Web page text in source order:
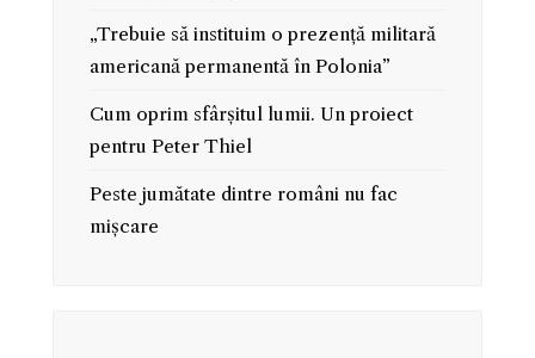
„Trebuie să instituim o prezență militară
americană permanentă în Polonia”
Cum oprim sfârșitul lumii. Un proiect
pentru Peter Thiel
Peste jumătate dintre români nu fac
mișcare